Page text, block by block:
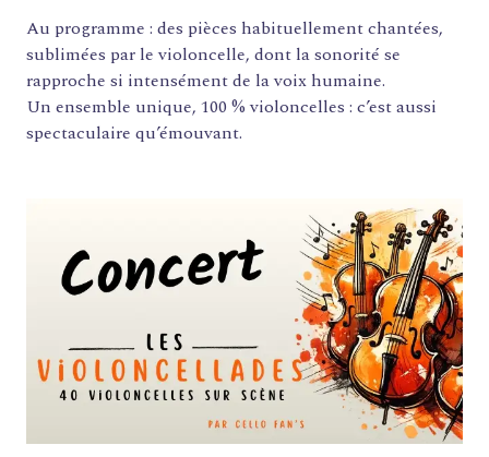
Au programme : des pièces habituellement chantées,
sublimées par le violoncelle, dont la sonorité se
rapproche si intensément de la voix humaine.
Un ensemble unique, 100 % violoncelles : c’est aussi
spectaculaire qu’émouvant.
FORMATIONS
ATELIERS
RENCONTRES
ACCOMPAGNEMENT
ACTIONS ARTISTIQUES
RESSOURCES